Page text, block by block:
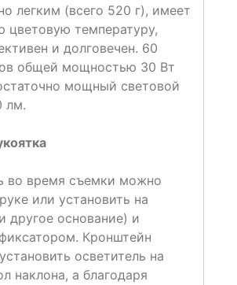
легким (всего 520 г), имеет
цветовую температуру,
и долговечен. 60
общей мощностью 30 Вт
мощный световой
лм.
во время съемки можно
или установить на
другое основание) и
Кронштейн
осветитель на
наклона, а благодаря